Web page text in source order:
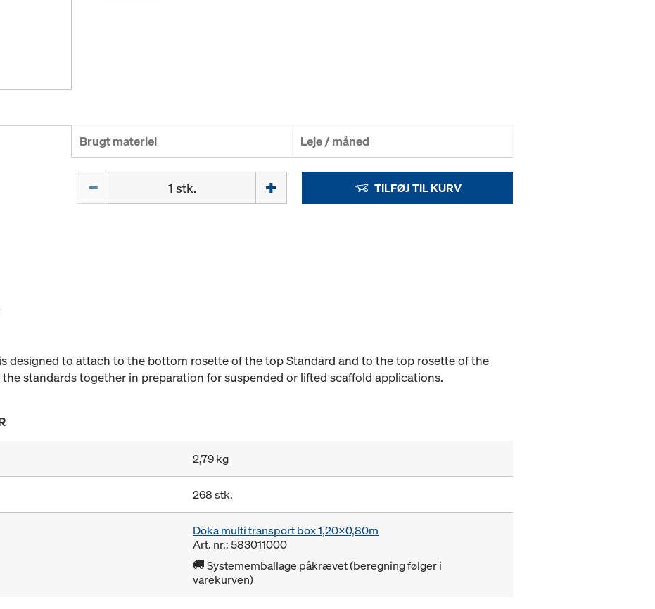
Brugt materiel Leje / måned
TILFØJ TIL KURV
designed to attach to the bottom rosette of the top Standard and to the top rosette of the
standards together in preparation for suspended or lifted scaffold applications.
2,79 kg
268 stk.
Doka multi transport box 1,20x0,80m
Art. nr.: 583011000
Systememballage påkrævet (beregning følger i
varekurven)